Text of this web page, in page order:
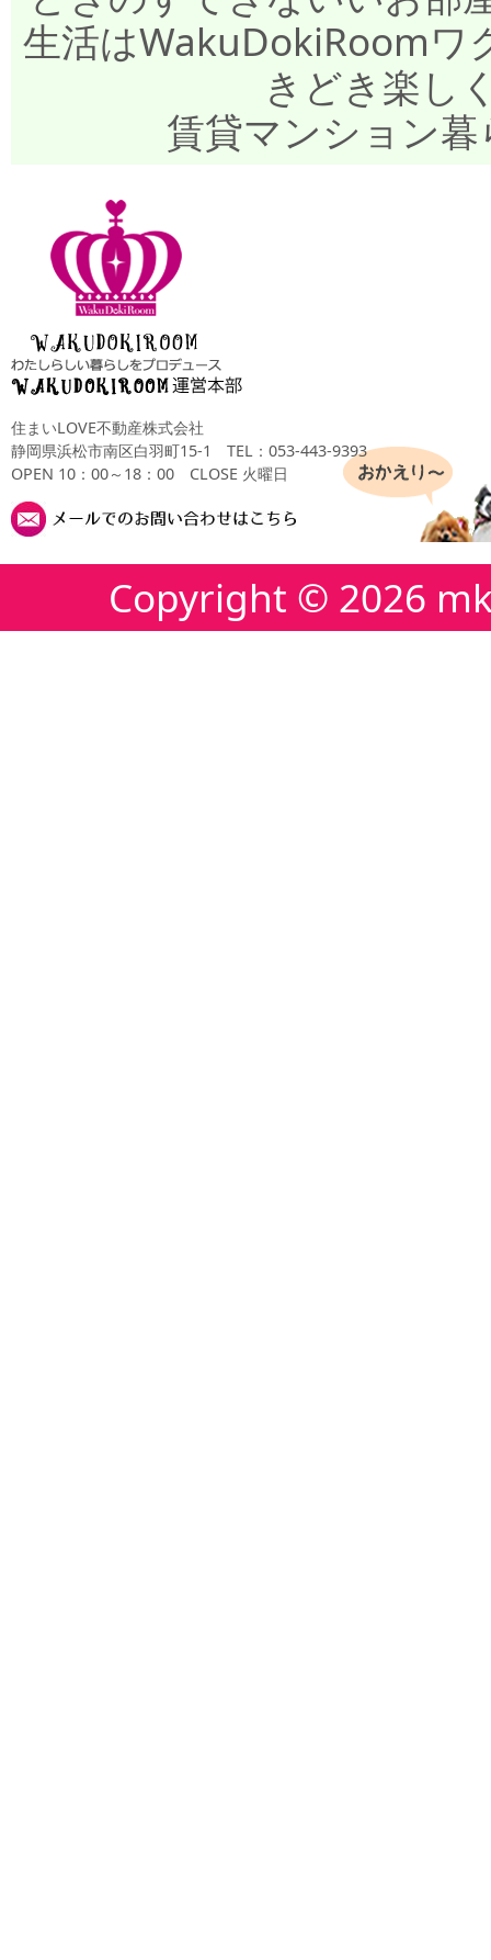
生活はWakuDokiRoomワ
きどき楽し
賃貸マンション
住まいLOVE不動産株式会社
静岡県浜松市南区白羽町15-1 TEL：053-443-9393
OPEN 10：00～18：00 CLOSE 火曜日
Copyright © 2026